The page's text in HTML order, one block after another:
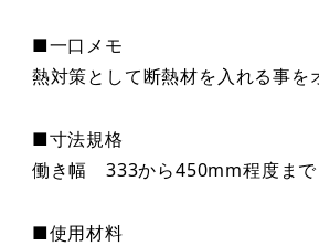
■一口メモ
熱対策として断熱材を入れる事を
■寸法規格
働き幅 333から450mm程度まで
■使用材料